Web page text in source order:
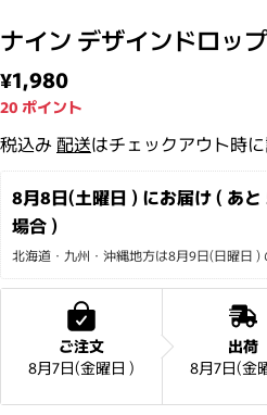
ナイン デザインドロップ
通常価格
¥1,980
20 ポイント
税込み配送はチェックアウト時に
8月8日(土曜日 ) にお届け ( あと
場合 )
北海道・九州・沖縄地方は8月9日(日曜日 )
ご注文
8月7日(金曜日 )
出荷
8月7日(金